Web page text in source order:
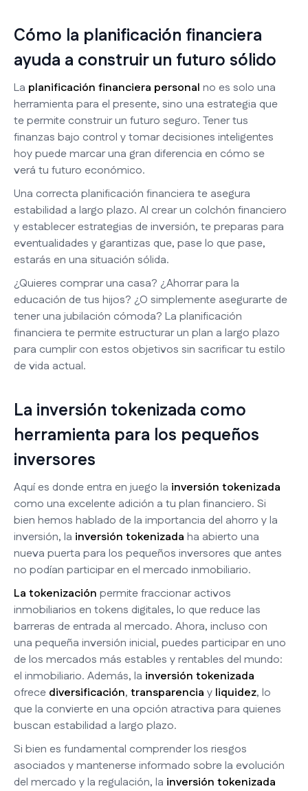
Cómo la planificación financiera
ayuda a construir un futuro sólido
La planificación financiera personal no es solo una
herramienta para el presente, sino una estrategia que
te permite construir un futuro seguro. Tener tus
finanzas bajo control y tomar decisiones inteligentes
hoy puede marcar una gran diferencia en cómo se
verá tu futuro económico.
Una correcta planificación financiera te asegura
estabilidad a largo plazo. Al crear un colchón financiero
y establecer estrategias de inversión, te preparas para
eventualidades y garantizas que, pase lo que pase,
estarás en una situación sólida.
¿Quieres comprar una casa? ¿Ahorrar para la
educación de tus hijos? ¿O simplemente asegurarte de
tener una jubilación cómoda? La planificación
financiera te permite estructurar un plan a largo plazo
para cumplir con estos objetivos sin sacrificar tu estilo
de vida actual.
La inversión tokenizada como
herramienta para los pequeños
inversores
Aquí es donde entra en juego la inversión tokenizada
como una excelente adición a tu plan financiero. Si
bien hemos hablado de la importancia del ahorro y la
inversión, la inversión tokenizada ha abierto una
nueva puerta para los pequeños inversores que antes
no podían participar en el mercado inmobiliario.
La tokenización permite fraccionar activos
inmobiliarios en tokens digitales, lo que reduce las
barreras de entrada al mercado. Ahora, incluso con
una pequeña inversión inicial, puedes participar en uno
de los mercados más estables y rentables del mundo:
el inmobiliario. Además, la inversión tokenizada
ofrece diversificación, transparencia y liquidez, lo
que la convierte en una opción atractiva para quienes
buscan estabilidad a largo plazo.
Si bien es fundamental comprender los riesgos
asociados y mantenerse informado sobre la evolución
del mercado y la regulación, la inversión tokenizada